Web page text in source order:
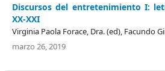
Discursos del entretenimiento I:
XX-XXI
Virginia Paola Forace, Dra. (ed), Facundo
marzo 26, 2019